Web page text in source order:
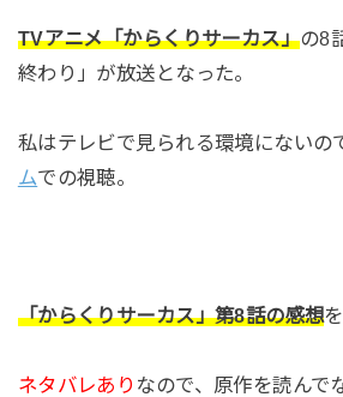
TVアニメ「からくりサーカス」の8
終わり」が放送となった。
私はテレビで見られる環境にないの
ムでの視聴。
「からくりサーカス」第8話の感想
ネタバレあり なので、原作を読んで